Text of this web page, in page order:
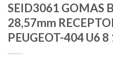
SEID3061 GOMAS
28,57mm
PEUGEOT-404 U6 8